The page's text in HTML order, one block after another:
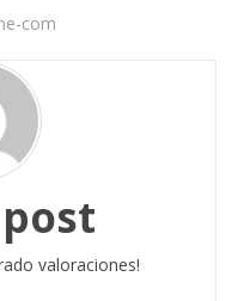
com
valoraciones!